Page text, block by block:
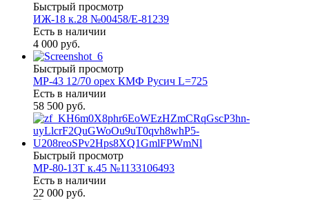
Быстрый просмотр
ИЖ-18 к.28 №00458/Е-81239
Есть в наличии
4 000 руб.
Быстрый просмотр
МР-43 12/70 орех КМФ Русич L=725
Есть в наличии
58 500 руб.
Быстрый просмотр
МР-80-13Т к.45 №1133106493
Есть в наличии
22 000 руб.